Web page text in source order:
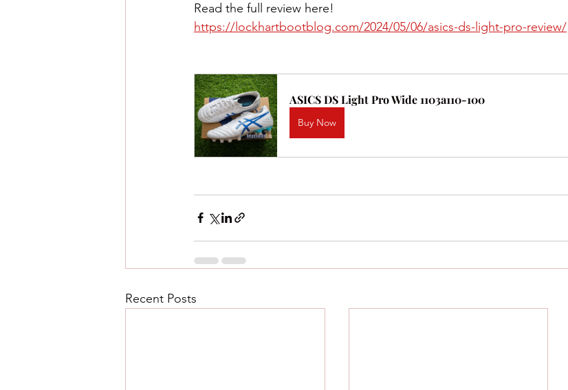
Read the full review here!
https://lockhartbootblog.com/2024/05/06/asics-ds-light-pro-review/
ASICS DS Light Pro Wide 1103a110-100
Buy Now
Recent Posts